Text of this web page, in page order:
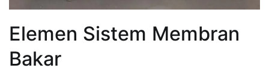
Elemen Sistem Membran
Bakar